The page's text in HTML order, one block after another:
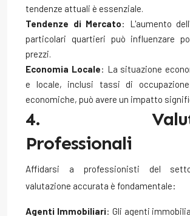
tendenze attuali è essenziale.
Tendenze di Mercato: L'aumento
particolari quartieri può influenzare
prezzi.
Economia Locale: La situazione
e locale, inclusi tassi di
economiche, può avere un impatto
4.
Professionali
Affidarsi a professionisti del
valutazione accurata è fondamentale:
Agenti Immobiliari: Gli agenti